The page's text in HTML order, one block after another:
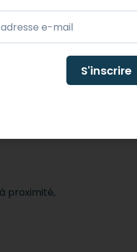
les plages accessibles
proximité,
S'inscrire